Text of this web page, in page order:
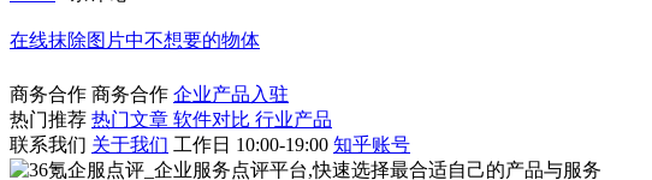
在线抹除图片中不想要的物体
商务合作 商务合作 企业产品入驻
热门推荐 热门文章 软件对比 行业产品
联系我们 关于我们 工作日 10:00-19:00 知乎账号